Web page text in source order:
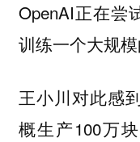
OpenAI正在尝
训练一个大规模
王小川对此感
概生产100万